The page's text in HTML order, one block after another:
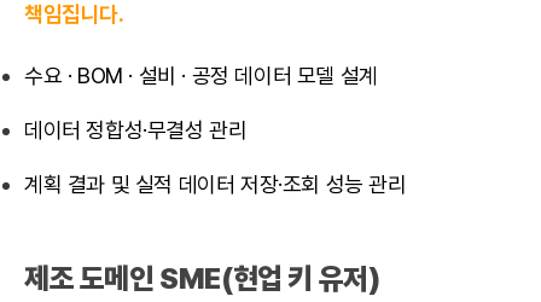
책임집니다.
수요 · BOM · 설비 · 공정 데이터 모델 설계
데이터 정합성·무결성 관리
계획 결과 및 실적 데이터 저장·조회 성능 관리
제조 도메인 SME(현업 키 유저)